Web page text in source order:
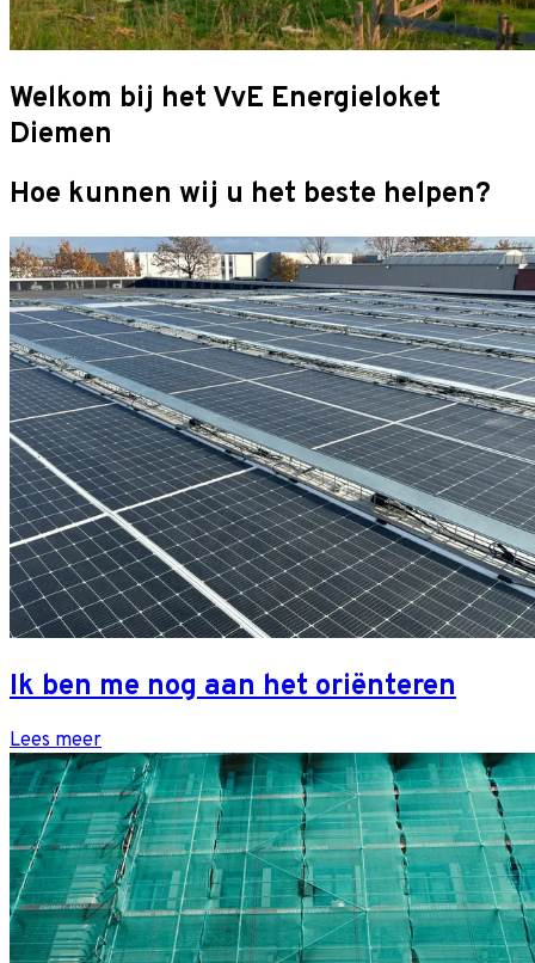
Welkom bij het VvE Energieloket
Diemen
Hoe kunnen wij u het beste helpen?
Ik ben me nog aan het oriënteren
Lees meer